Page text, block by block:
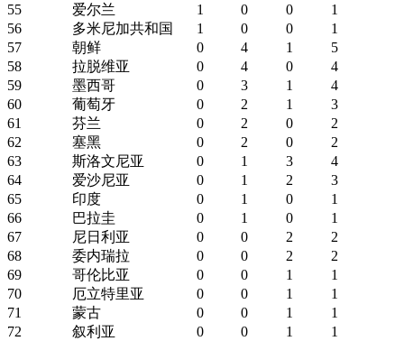
55
爱尔兰 1 0 0
1
56
多米尼加共和国 1 0 0
1
57
朝鲜 0 4 1
5
58
拉脱维亚 0 4 0
4
59
墨西哥 0 3 1
4
60
葡萄牙 0 2 1
3
61
芬兰 0 2 0
2
62
塞黑 0 2 0
2
63
斯洛文尼亚 0 1 3
4
64
爱沙尼亚 0 1 2
3
65
印度 0 1 0
1
66
巴拉圭 0 1 0
1
67
尼日利亚 0 0 2
2
68
委内瑞拉 0 0 2
2
69
哥伦比亚 0 0 1
1
70
厄立特里亚 0 0 1
1
71
蒙古 0 0 1
1
72
叙利亚 0 0 1
1